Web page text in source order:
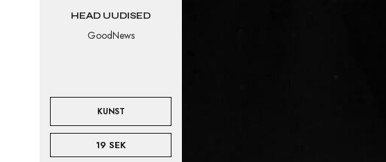
HEAD UUDISED
GoodNews
KUNST
19 SEK